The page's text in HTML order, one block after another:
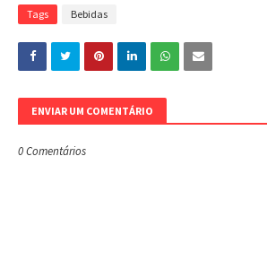
Tags Bebidas
ENVIAR UM COMENTÁRIO
0 Comentários